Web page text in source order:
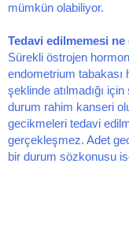
mümkün olabiliyor.
Tedavi edilmemesi
Sürekli östrojen
endometrium tabakası
şeklinde atılmadığı
durum rahim kanseri
gecikmeleri tedavi
gerçekleşmez. Adet
bir durum sözkonusu